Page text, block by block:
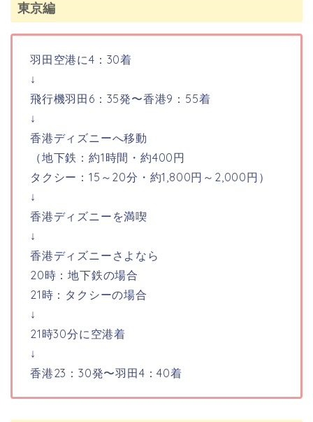
東京編
羽田空港に4：30着
↓
飛行機羽田6：35発〜香港9：55着
↓
香港ディズニーへ移動
（地下鉄： 約1時間・約400円
タクシー： 15～20分・約1,800円～2,000円）
↓
香港ディズニーを満喫
↓
香港ディズニーさよなら
20時：地下鉄の場合
21時：タクシーの場合
↓
21時30分に空港着
↓
香港23：30発〜羽田4：40着